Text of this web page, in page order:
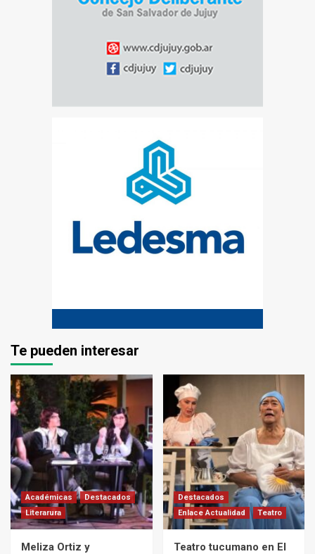
Te pueden interesar
Académicas
Destacados
Literarura
Meliza Ortiz y
Destacados
Enlace Actualidad
Teatro
Teatro tucumano en El